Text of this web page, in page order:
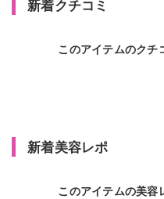
新着クチコミ
このアイテムのクチ
新着美容レポ
このアイテムの美容